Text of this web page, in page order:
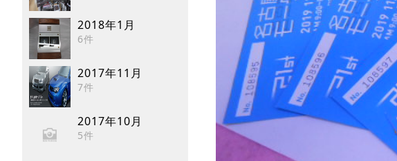
2018年1月
6件
2017年11月
7件
2017年10月
5件